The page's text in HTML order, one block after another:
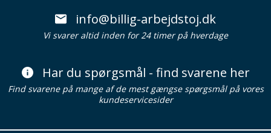
info@billig-arbejdstoj.dk
Vi svarer altid inden for 24 timer på hverdage
Har du spørgsmål - find svarene her
Find svarene på mange af de mest gængse spørgsmål på vores
kundeservicesider